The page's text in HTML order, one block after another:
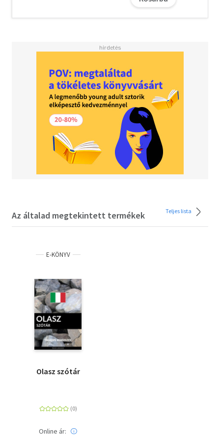
szót ábécésorrendben. Néhány záró gondolat:A
működnek. Az alapvető olasz szótárrészekkel együtt ez
során, és különösen hasznos akkor, amikor nincs
internetkapcsolatunk a szavak és kifejezések
megkereséséhez.
A letöltéssel kapcsolatos kérdésekreitttalálhat választ.
Az általad megtekintett termékek Teljes lista
E-KÖNYV
Olasz szótár
Online ár: